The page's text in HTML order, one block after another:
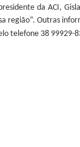
da ACI,
região”. Outras
telefone 38 99929-